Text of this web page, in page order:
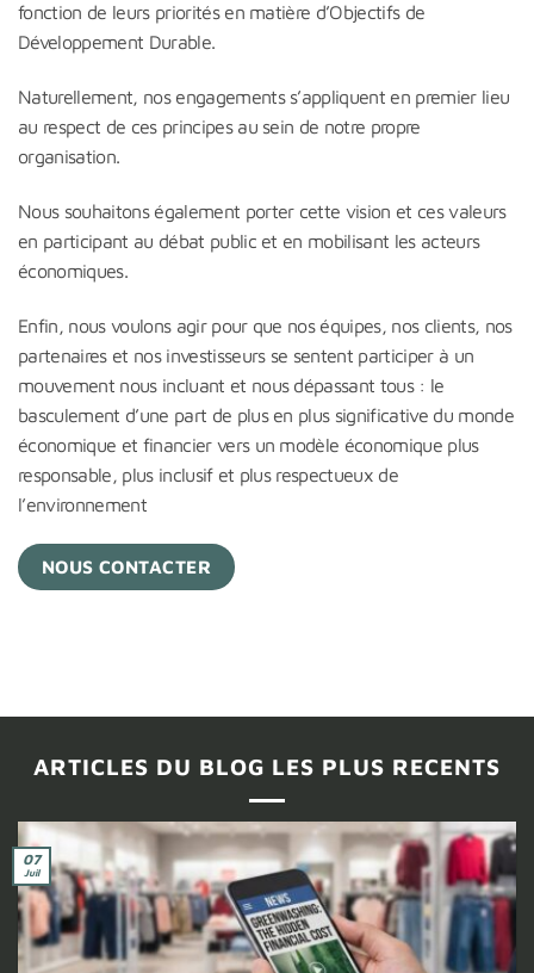
fonction de leurs priorités en matière d’Objectifs de
Développement Durable.
Naturellement, nos engagements s’appliquent en premier lieu
au respect de ces principes au sein de notre propre
organisation.
Nous souhaitons également porter cette vision et ces valeurs
en participant au débat public et en mobilisant les acteurs
économiques.
Enfin, nous voulons agir pour que nos équipes, nos clients, nos
partenaires et nos investisseurs se sentent participer à un
mouvement nous incluant et nous dépassant tous : le
basculement d’une part de plus en plus significative du monde
économique et financier vers un modèle économique plus
responsable, plus inclusif et plus respectueux de
l’environnement
NOUS CONTACTER
ARTICLES DU BLOG LES PLUS RECENTS
04